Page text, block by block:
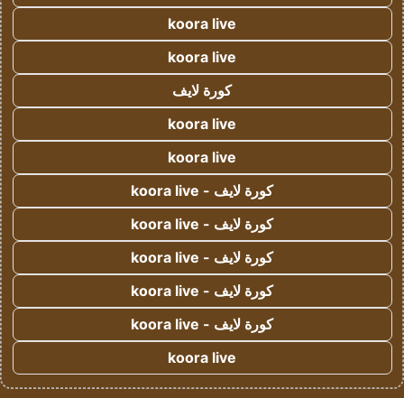
koora live
koora live
كورة لايف
koora live
koora live
كورة لايف - koora live
كورة لايف - koora live
كورة لايف - koora live
كورة لايف - koora live
كورة لايف - koora live
koora live